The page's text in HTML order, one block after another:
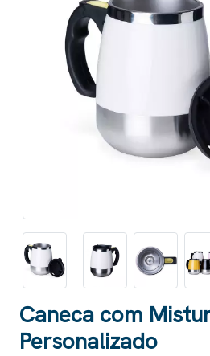
Caneca com
Personalizado